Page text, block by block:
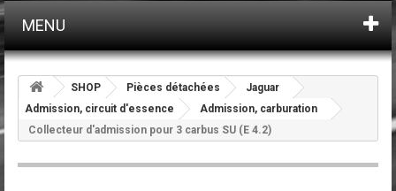
MENU
SHOP Pièces détachées
Jaguar
Admission, circuit d'essence
Admission, carburation
Collecteur d'admission pour 3 carbus SU (E 4.2)